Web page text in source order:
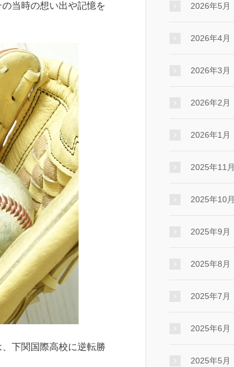
当時の想い出や記憶を
下関国際高校に逆転勝
2026年5月
2026年4月
2026年3月
2026年2月
2026年1月
2025年11月
2025年10月
2025年9月
2025年8月
2025年7月
2025年6月
2025年5月